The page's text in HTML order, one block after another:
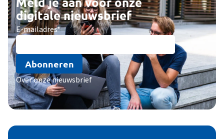
digitale nieuwsbrief
E-mailadres*
Abonneren
Over onze nieuwsbrief